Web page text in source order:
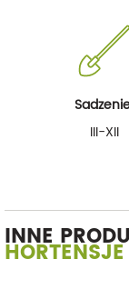
III-XII
INNE
HORTENSJE